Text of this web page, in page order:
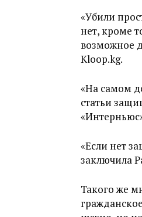
«Убили
нет, кроме
возможное
Kloop.kg.
«На самом
статьи
«Если нет
заключила
Такого же